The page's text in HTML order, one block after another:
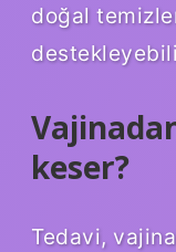
doğal
keser?
Tedavi,